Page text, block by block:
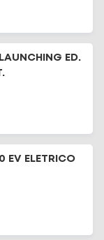
ED.
EV ELETRICO